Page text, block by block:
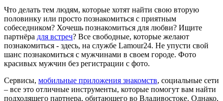
Что делать тем людям, которые хотят найти свою вторую
половинку или просто познакомиться с приятным
собеседником? Хочешь познакомиться для любви? Ищите
партнёра для встреч? Все свободные, которые желают
познакомиться - здесь, на службе Lamour24. Не упусти свой
шанс познакомиться с мужчинами в своем городе. Фото
красивых мужчин без регистрации с фото.
Сервисы, мобильные приложения знакомств, социальные сети
– все это отличные инструменты, которые помогут вам найти
подходящего партнера, обитающего во Владивостоке. Однако,